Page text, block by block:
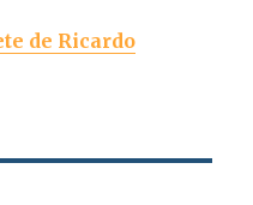
de Ricardo